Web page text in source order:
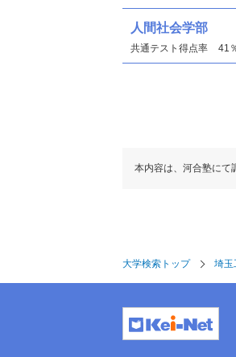
人間社会学部
共通テスト得点率 41
偏差値 35.0(BF除く)
本内容は、河合塾にて
大学検索トップ 埼玉